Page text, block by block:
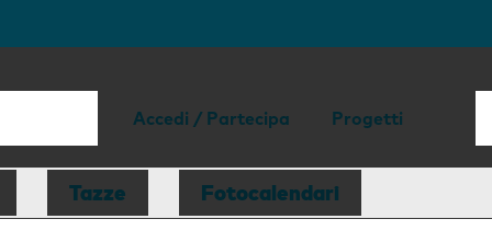
Accedi / Partecipa Progetti
Tazze Fotocalendari